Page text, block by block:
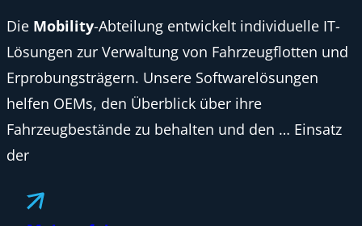
Die Mobility-Abteilung entwickelt individuelle IT-
Lösungen zur Verwaltung von Fahrzeugflotten und
Erprobungsträgern. Unsere Softwarelösungen
helfen OEMs, den Überblick über ihre
Fahrzeugbestände zu behalten und den … Einsatz
der